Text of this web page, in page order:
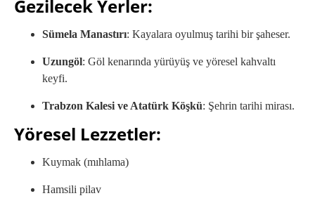
Gezilecek Yerler:
Sümela Manastırı: Kayalara oyulmuş tarihi bir şaheser.
Uzungöl: Göl kenarında yürüyüş ve yöresel kahvaltı
keyfi.
Trabzon Kalesi ve Atatürk Köşkü: Şehrin tarihi mirası.
Yöresel Lezzetler:
Kuymak (mıhlama)
Hamsili pilav